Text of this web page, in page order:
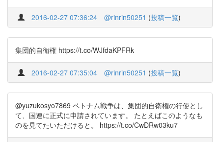
2016-02-27 07:36:24 @rinrin50251 (投稿一覧)
集団的自衛権 https://t.co/WJfdaKPFRk
2016-02-27 07:35:04 @rinrin50251 (投稿一覧)
@yuzukosyo7869 ベトナム戦争は、集団的自衛権の行使とし
て、国連に正式に申請されています。 たとえばこのようなも
のを見てたいただけると。 https://t.co/CwDRw03ku7